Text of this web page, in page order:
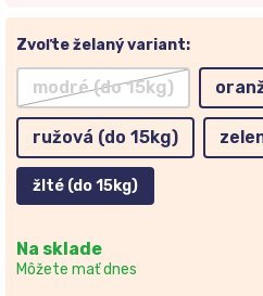
Zvoľte želaný variant:
modré (do 15kg)
ružová (do 15kg)
žlté (do 15kg)
Na sklade
Môžete mať dnes